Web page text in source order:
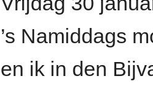
’s Namiddags
en ik in den